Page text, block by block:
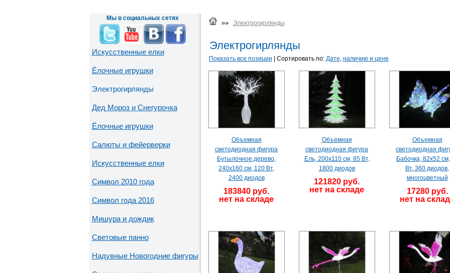
Мы в социальных сетях
Искусственные елки
Ёлочные игрушки
Электрогирлянды
Дед Мороз и Снегурочка
Ёлочные игрушки
Салюты и фейерверки
Искусственные елки
Символ 2010 года
Символ года 2016
Мишура и дождик
Световые панно
Надувные Новогодние фигуры
»» Электрогирлянды
Электрогирлянды
Показать все позиции | Сортировать по: Дате, наличию и цене
Объемная
светодиодная фигура
Бутылочное дерево,
240х160 см, 120 Вт,
2400 диодов
183840 руб.
нет на складе
Объемная
светодиодная фигура
Ель, 200х110 см, 85 Вт,
1800 диодов
121820 руб.
нет на складе
Объемная
светодиодная
Бабочка, 82х52
Вт, 360 диодов,
многоцветный
17280 руб.
нет на